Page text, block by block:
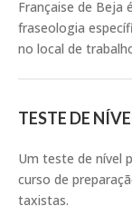
Française de Beja
fraseologia
no local de
TESTE DE
Um teste de nível
curso de
taxistas.